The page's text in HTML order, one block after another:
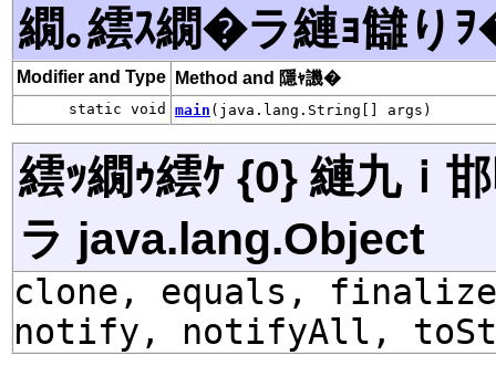
繝｡繧ｽ繝�ラ縺ｮ讎り
Modifier and Type Method and 隱ｬ譏�
static void main (java.lang.String[] args)
繧ｯ繝ｩ繧ｹ {0} 縺九ｉ
ラ java.lang.Object
clone, equals,
notify, notifyAll,